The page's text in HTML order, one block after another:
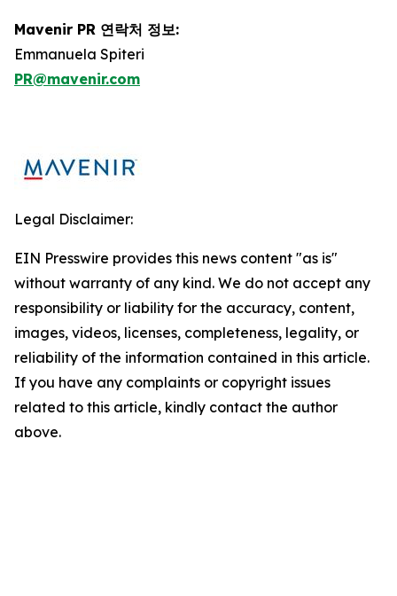
Mavenir PR 연락처 정보:
Emmanuela Spiteri
PR@mavenir.com
Legal Disclaimer:
EIN Presswire provides this news content "as is"
without warranty of any kind. We do not accept any
responsibility or liability for the accuracy, content,
images, videos, licenses, completeness, legality, or
reliability of the information contained in this article.
If you have any complaints or copyright issues
related to this article, kindly contact the author
above.